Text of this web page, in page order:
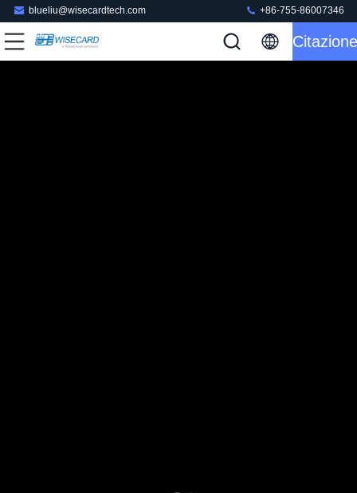
blueliu@wisecardtech.com +86-755-86007346
Citazione